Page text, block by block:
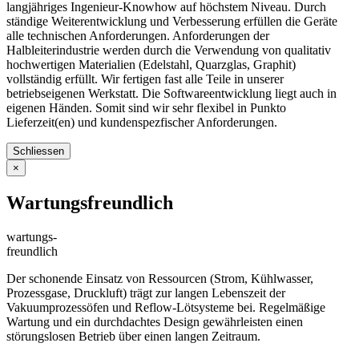
langjähriges Ingenieur-Knowhow auf höchstem Niveau. Durch
ständige Weiterentwicklung und Verbesserung erfüllen die Geräte
alle technischen Anforderungen. Anforderungen der
Halbleiterindustrie werden durch die Verwendung von qualitativ
hochwertigen Materialien (Edelstahl, Quarzglas, Graphit)
vollständig erfüllt. Wir fertigen fast alle Teile in unserer
betriebseigenen Werkstatt. Die Softwareentwicklung liegt auch in
eigenen Händen. Somit sind wir sehr flexibel in Punkto
Lieferzeit(en) und kundenspezfischer Anforderungen.
Schliessen
×
Wartungsfreundlich
wartungs-
freundlich
Der schonende Einsatz von Ressourcen (Strom, Kühlwasser,
Prozessgase, Druckluft) trägt zur langen Lebenszeit der
Vakuumprozessöfen und Reflow-Lötsysteme bei. Regelmäßige
Wartung und ein durchdachtes Design gewährleisten einen
störungslosen Betrieb über einen langen Zeitraum.